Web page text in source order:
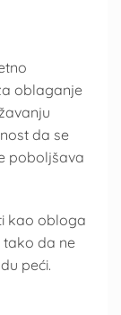
oblaganje
da se
poboljšava
kao obloga
tako da ne
peći.